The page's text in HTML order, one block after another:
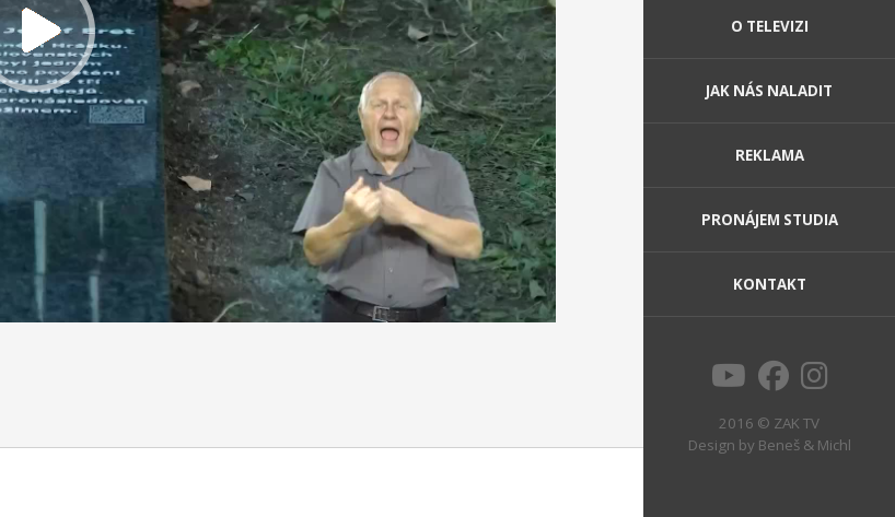
O TELEVIZI
JAK NÁS NALADIT
REKLAMA
PRONÁJEM STUDIA
KONTAKT
2016 © ZAK TV
Design by Beneš & Michl